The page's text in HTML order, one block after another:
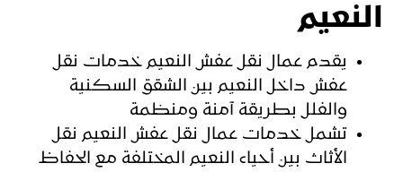
النعيم
يقدم عمال نقل عفش النعيم خدمات نقل
عفش داخل النعيم بين الشقق السكنية
والفلل بطريقة آمنة ومنظمة
تشمل خدمات عمال نقل عفش النعيم نقل
الأثاث بين أحياء النعيم المختلفة مع الحفاظ